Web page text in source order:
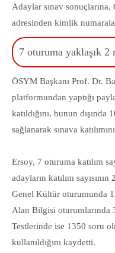
Adaylar sınav
adresinden kimlik
7 oturuma yaklaşık 2
ÖSYM Başkanı Prof. Dr.
platformundan yaptığı
katıldığını, bunun
sağlanarak sınava
Ersoy, 7 oturuma katılım
adayların katılım
Genel Kültür oturumunda
Alan Bilgisi
Testlerinde ise 1350 soru
kullanıldığını kaydetti.